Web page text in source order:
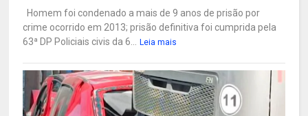
Homem foi condenado a mais de 9 anos de prisão por
crime ocorrido em 2013; prisão definitiva foi cumprida pela
63ª DP Policiais civis da 6...
Leia mais